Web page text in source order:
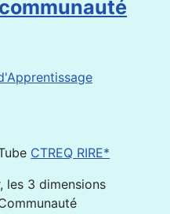
CTREQ RIRE*
les 3 dimensions